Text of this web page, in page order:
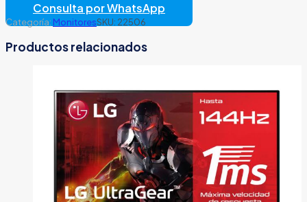
ULTRAGEAR
FHD
1920
Consulta por WhatsApp
Categoría: MonitoresSKU: 22506
Productos relacionados